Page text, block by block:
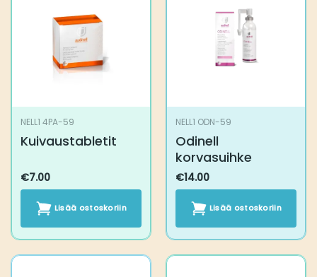
NELL1 4PA-59
Kuivaustabletit
€7.00
Lisää ostoskoriin
NELL1 ODN-59
Odinell korvasuihke
€14.00
Lisää ostoskoriin